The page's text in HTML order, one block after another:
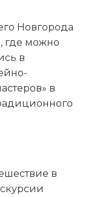
Новгорода
где можно
в
в
в